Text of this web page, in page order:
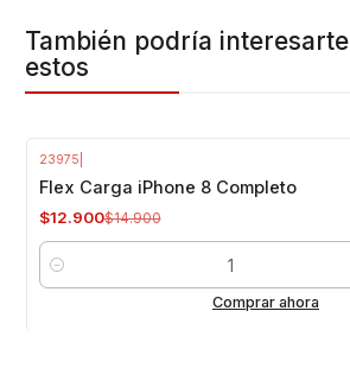
También podría
estos
23975
Flex Carga iPhone 8 Completo
$12.900$14.900
Cantidad
Comprar ahora